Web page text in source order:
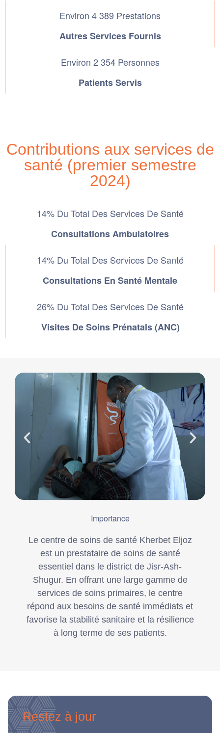
Environ 4 389 Prestations
Autres Services Fournis
Environ 2 354 Personnes
Patients Servis
Contributions aux services de
santé (premier semestre
2024)
14% Du Total Des Services De Santé
Consultations Ambulatoires
14% Du Total Des Services De Santé
Consultations En Santé Mentale
26% Du Total Des Services De Santé
Visites De Soins Prénatals (ANC)
Importance
Le centre de soins de santé Kherbet Eljoz
est un prestataire de soins de santé
essentiel dans le district de Jisr-Ash-
Shugur. En offrant une large gamme de
services de soins primaires, le centre
répond aux besoins de santé immédiats et
favorise la stabilité sanitaire et la résilience
à long terme de ses patients.
Restez à jour